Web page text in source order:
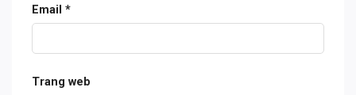
Email *
Trang web